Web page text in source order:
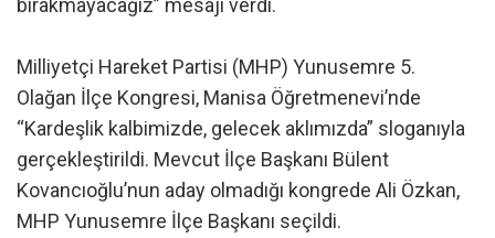
bırakmayacağız” mesajı verdi.
Milliyetçi Hareket Partisi (MHP) Yunusemre 5.
Olağan İlçe Kongresi, Manisa Öğretmenevi’nde
“Kardeşlik kalbimizde, gelecek aklımızda” sloganıyla
gerçekleştirildi. Mevcut İlçe Başkanı Bülent
Kovancıoğlu’nun aday olmadığı kongrede Ali Özkan,
MHP Yunusemre İlçe Başkanı seçildi.